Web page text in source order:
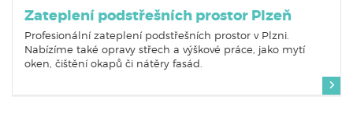
Zateplení podstřešních prostor Plzeň
Profesionální zateplení podstřešních prostor v Plzni.
Nabízíme také opravy střech a výškové práce, jako mytí
oken, čištění okapů či nátěry fasád.